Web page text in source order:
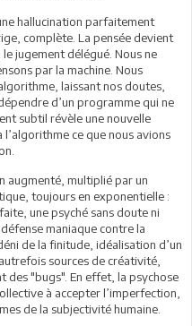
hallucination parfaitement
complète. La pensée devient
jugement délégué. Nous ne
par la machine. Nous
laissant nos doutes,
d’un programme qui ne
subtil révèle une nouvelle
ce que nous avions
augmenté, multiplié par un
toujours en exponentielle :
une psyché sans doute ni
maniaque contre la
de la finitude, idéalisation d’un
sources de créativité,
des "bugs". En effet, la psychose
à accepter l’imperfection,
de la subjectivité humaine.